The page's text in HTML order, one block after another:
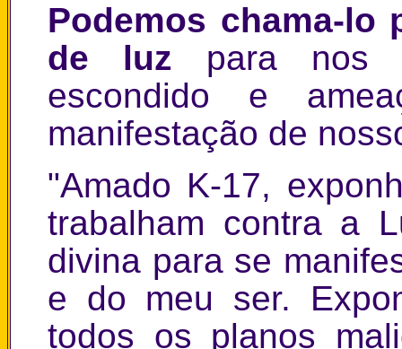
Podemos chama-lo
de luz para nos
escondido e
manifestação de
"Amado K-17,
trabalham contra a
divina para se
e do meu ser.
todos os planos